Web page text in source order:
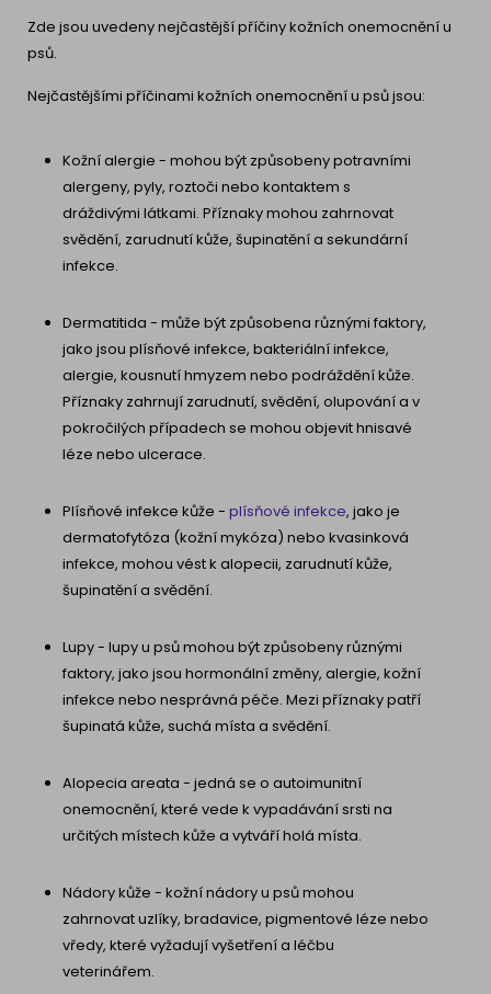
Zde jsou uvedeny nejčastější příčiny kožních onemocnění u
psů.
Nejčastějšími příčinami kožních onemocnění u psů jsou:
Kožní alergie - mohou být způsobeny potravními
alergeny, pyly, roztoči nebo kontaktem s
dráždivými látkami. Příznaky mohou zahrnovat
svědění, zarudnutí kůže, šupinatění a sekundární
infekce.
Dermatitida - může být způsobena různými faktory,
jako jsou plísňové infekce, bakteriální infekce,
alergie, kousnutí hmyzem nebo podráždění kůže.
Příznaky zahrnují zarudnutí, svědění, olupování a v
pokročilých případech se mohou objevit hnisavé
léze nebo ulcerace.
Plísňové infekce kůže - plísňové infekce, jako je
dermatofytóza (kožní mykóza) nebo kvasinková
infekce, mohou vést k alopecii, zarudnutí kůže,
šupinatění a svědění.
Lupy - lupy u psů mohou být způsobeny různými
faktory, jako jsou hormonální změny, alergie, kožní
infekce nebo nesprávná péče. Mezi příznaky patří
šupinatá kůže, suchá místa a svědění.
Alopecia areata - jedná se o autoimunitní
onemocnění, které vede k vypadávání srsti na
určitých místech kůže a vytváří holá místa.
Nádory kůže - kožní nádory u psů mohou
zahrnovat uzlíky, bradavice, pigmentové léze nebo
vředy, které vyžadují vyšetření a léčbu
veterinářem.